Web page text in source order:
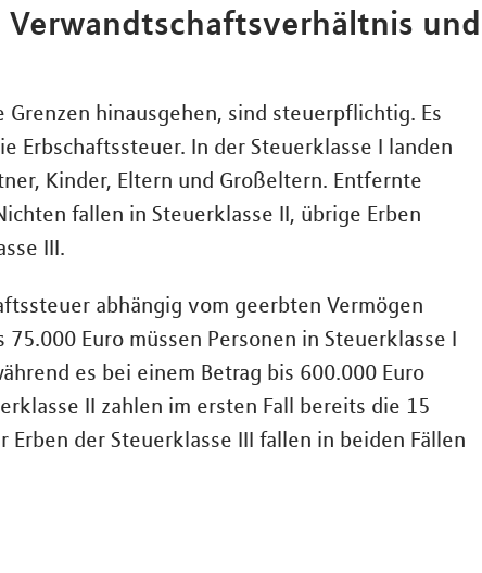
und
hinausgehen, sind steuerpflichtig. Es
Erbschaftssteuer. In der Steuerklasse I landen
Kinder, Eltern und Großeltern. Entfernte
fallen in Steuerklasse II, übrige Erben
III.
abhängig vom geerbten Vermögen
Euro müssen Personen in Steuerklasse I
es bei einem Betrag bis 600.000 Euro
II zahlen im ersten Fall bereits die 15
der Steuerklasse III fallen in beiden Fällen